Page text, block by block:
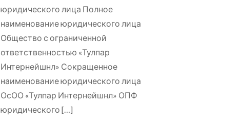
юридического лица Полное
наименование юридического лица
Общество с ограниченной
ответственностью «Тулпар
Интернейшнл» Сокращенное
наименование юридического лица
ОсОО «Тулпар Интернейшнл» ОПФ
юридического […]